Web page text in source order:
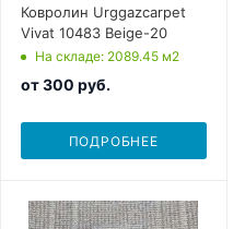
Ковролин Urggazcarpet
Vivat 10483 Beige-20
На складе: 2089.45 м2
от300 руб.
ПОДРОБНЕЕ